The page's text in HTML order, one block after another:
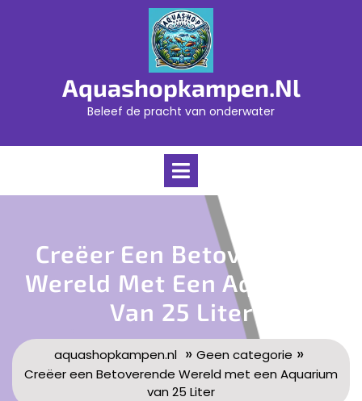
Aquashopkampen.nl
Beleef de pracht van onderwater
Open
Creëer Een Betoverende
Wereld Met Een Aquarium
Van 25 Liter
aquashopkampen.nl » Geen categorie »
Creëer een Betoverende Wereld met een Aquarium
van 25 Liter